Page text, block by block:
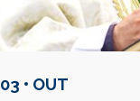
03 • OUT